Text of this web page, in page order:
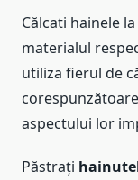
Călcati hainele
materialul
utiliza fierul de
aspectului lor
Păstrați